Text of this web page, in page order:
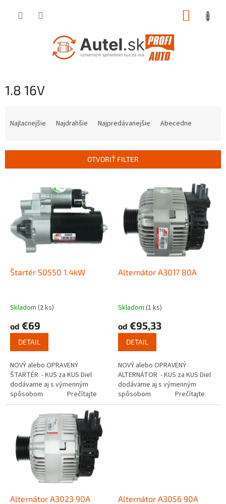
1.8 16V
i
Najlacnejšie Najdrahšie Najpredávanejšie Abecedne
OTVORIŤ FILTER
Štartér S0550 1.4kW
Skladom (2 ks)
od €69
DETAIL
NOVÝ alebo OPRAVENÝ
ŠTARTÉR - KUS za KUS Diel
dodávame aj s výmenným
spôsobom Prečítajte
si ako funguje...
Alternátor A3017 80A
Skladom (1 ks)
od €95,33
DETAIL
NOVÝ alebo OPRAVENÝ
ALTERNÁTOR - KUS za KUS Diel
dodávame aj s výmenným
spôsobom Prečítajte
si ako...
Alternátor A3023 90A Alternátor A3056 90A